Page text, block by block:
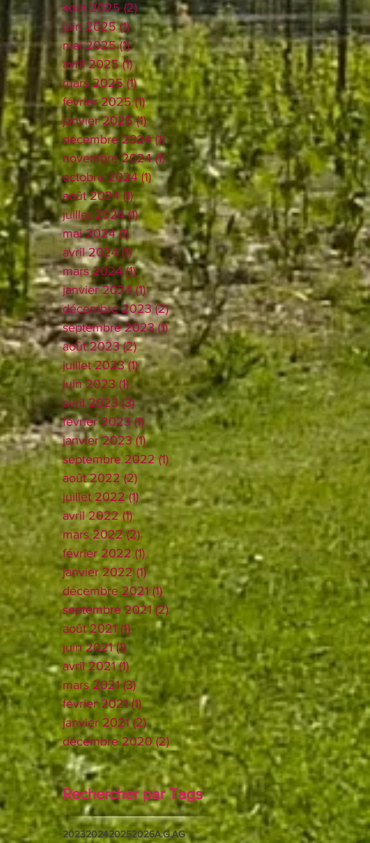
août 2025 (2)2 posts
juin 2025 (1)1 post
mai 2025 (1)1 post
avril 2025 (1)1 post
mars 2025 (1)1 post
février 2025 (1)1 post
janvier 2025 (1)1 post
décembre 2024 (1)1 post
novembre 2024 (1)1 post
octobre 2024 (1)1 post
août 2024 (1)1 post
juillet 2024 (1)1 post
mai 2024 (1)1 post
avril 2024 (1)1 post
mars 2024 (1)1 post
janvier 2024 (1)1 post
décembre 2023 (2)2 posts
septembre 2023 (1)1 post
août 2023 (2)2 posts
juillet 2023 (1)1 post
juin 2023 (1) 1 post
avril 2023 (3)3 posts
février 2023 (1)1 post
janvier 2023 (1)1 post
septembre 2022 (1) 1 post
août 2022 (2) 2 posts
juillet 2022 (1)1 post
avril 2022 (1)1 post
mars 2022 (2)2 posts
février 2022 (1) 1 post
janvier 2022 (1)1 post
décembre 2021 (1)1 post
septembre 2021 (2)2 posts
août 2021 (1) 1 post
juin 2021 (1)1 post
avril 2021 (1)1 post
mars 2021 (3)3 posts
février 2021 (1)1 post
janvier 2021 (2)2 posts
décembre 2020 (2) 2 posts
Rechercher par Tags
2023202420252026A.G.AG